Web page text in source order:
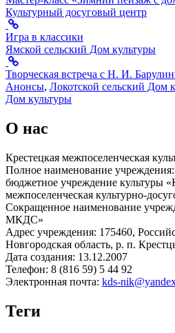
Культурный досуговый центр
Игра в классики
Ямской сельский Дом культуры
Творческая встреча с Н. И.
Анонсы, Локотской сельский Дом
Дом культуры
О нас
Крестецкая межпоселенческая
Полное наименование
бюджетное учреждение культуры
межпоселенческая культурно-
Сокращенное наименование
МКДС»
Адрес учреждения: 175460,
Новгородская область, р. п.
Дата создания: 13.12.2007
Телефон: 8 (816 59) 5 44 92
Электронная почта: kds-
Теги